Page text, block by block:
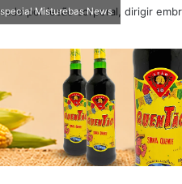
Misturebas News